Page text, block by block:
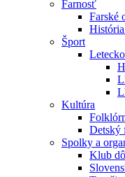
Farnosť
Farské
Šport
Kultúra
Detský
Spolky a
Klub